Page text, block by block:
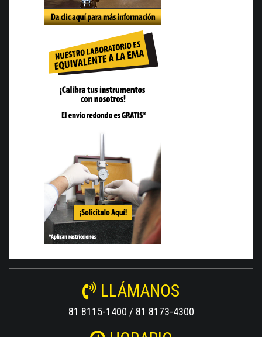
LLÁMANOS
81 8115-1400 / 81 8173-4300